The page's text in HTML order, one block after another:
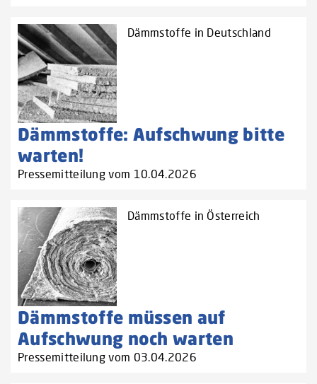
Dämmstoffe in Deutschland
Dämmstoffe: Aufschwung bitte
warten!
Pressemitteilung vom 10.04.2026
Dämmstoffe in Österreich
Dämmstoffe müssen auf
Aufschwung noch warten
Pressemitteilung vom 03.04.2026